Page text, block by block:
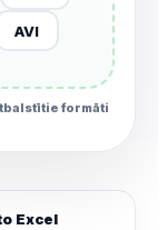
AVI
formāti
Excel